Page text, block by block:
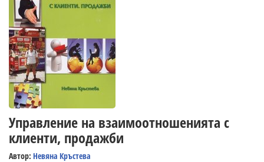
Управление на взаимоотношенията с
клиенти, продажби
Автор: Невяна Кръстева